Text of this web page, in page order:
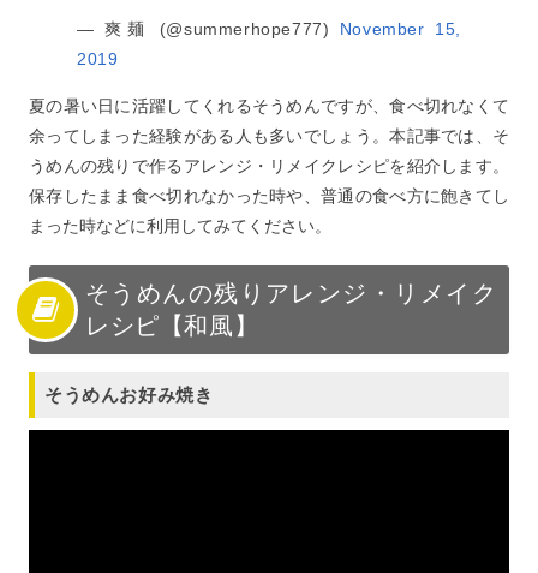
— 爽麺 (@summerhope777) November 15,
2019
夏の暑い日に活躍してくれるそうめんですが、食べ切れなくて
余ってしまった経験がある人も多いでしょう。本記事では、そ
うめんの残りで作るアレンジ・リメイクレシピを紹介します。
保存したまま食べ切れなかった時や、普通の食べ方に飽きてし
まった時などに利用してみてください。
そうめんの残りアレンジ・リメイク
レシピ【和風】
そうめんお好み焼き